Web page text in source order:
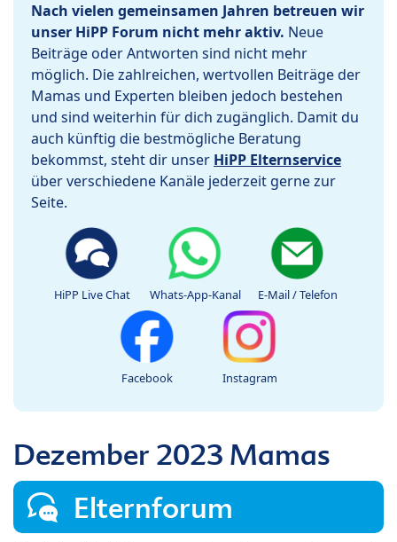
Nach vielen gemeinsamen Jahren betreuen wir
unser HiPP Forum nicht mehr aktiv. Neue
Beiträge oder Antworten sind nicht mehr
möglich. Die zahlreichen, wertvollen Beiträge der
Mamas und Experten bleiben jedoch bestehen
und sind weiterhin für dich zugänglich. Damit du
auch künftig die bestmögliche Beratung
bekommst, steht dir unser HiPP Elternservice
über verschiedene Kanäle jederzeit gerne zur
Seite.
HiPP Live Chat Whats-App-Kanal E-Mail / Telefon
Facebook Instagram
Dezember 2023 Mamas
Elternforum